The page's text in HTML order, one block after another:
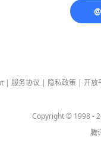
| 服务协议 | 隐私政策 | 开放
Copyright © 1998 -
腾